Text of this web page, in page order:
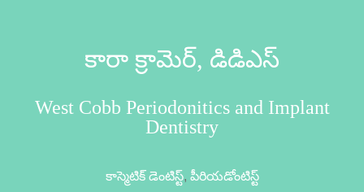
కారా క్రామెర్, డిడిఎస్
West Cobb Periodonitics and Implant
Dentistry
కాస్మెటిక్ డెంటిస్ట్, పీరియడోంటిస్ట్